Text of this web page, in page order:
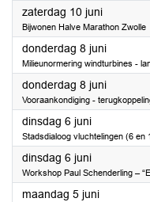
zaterdag 10 juni2023
Bijwonen Halve Marathon Zwolle
donderdag 8 juni2023
Milieunormering windturbines -
donderdag 8 juni2023
Vooraankondiging -
dinsdag 6 juni2023
Stadsdialoog vluchtelingen (6 en
dinsdag 6 juni2023
Workshop Paul Schenderling –
maandag 5 juni2023